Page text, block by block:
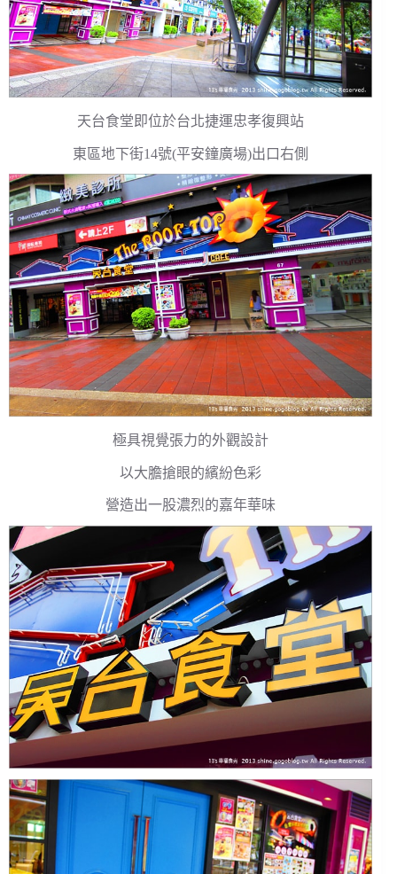
天台食堂即位於台北捷運忠孝復興站
東區地下街14號(平安鐘廣場)出口右側
極具視覺張力的外觀設計
以大膽搶眼的繽紛色彩
營造出一股濃烈的嘉年華味